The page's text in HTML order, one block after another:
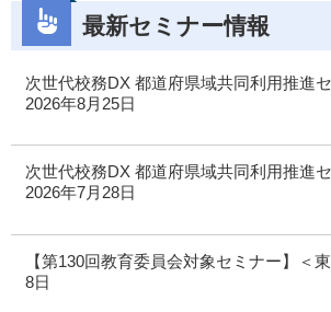
最新セミナー情報
次世代校務DX 都道府県域共同利用推進
2026年8月25日
次世代校務DX 都道府県域共同利用推進
2026年7月28日
【第130回教育委員会対象セミナー】＜
8日